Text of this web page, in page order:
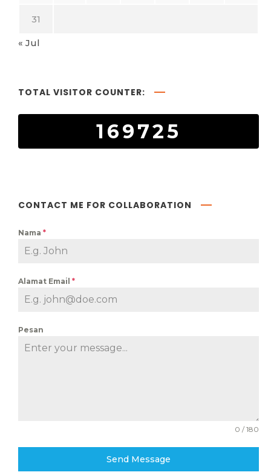
31
« Jul
TOTAL VISITOR COUNTER:
169725
CONTACT ME FOR COLLABORATION
Nama *
Alamat Email *
Pesan
0 / 180
Send Message